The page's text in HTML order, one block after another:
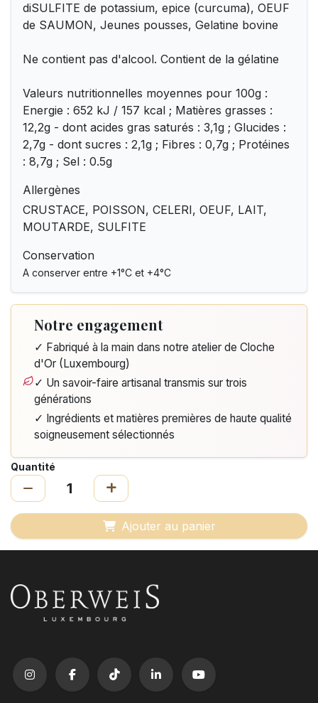
diSULFITE de potassium, epice (curcuma), OEUF
de SAUMON, Jeunes pousses, Gelatine bovine
Ne contient pas d'alcool. Contient de la gélatine
Valeurs nutritionnelles moyennes pour 100g :
Energie : 652 kJ / 157 kcal ; Matières grasses :
12,2g - dont acides gras saturés : 3,1g ; Glucides :
2,7g - dont sucres : 2,1g ; Fibres : 0,7g ; Protéines
: 8,7g ; Sel : 0.5g
Allergènes
CRUSTACE, POISSON, CELERI, OEUF, LAIT,
MOUTARDE, SULFITE
Conservation
A conserver entre +1°C et +4°C
Notre engagement
✓ Fabriqué à la main dans notre atelier de Cloche
d'Or (Luxembourg)
✓ Un savoir-faire artisanal transmis sur trois
générations
✓ Ingrédients et matières premières de haute qualité
soigneusement sélectionnés
Quantité
Ajouter au panier